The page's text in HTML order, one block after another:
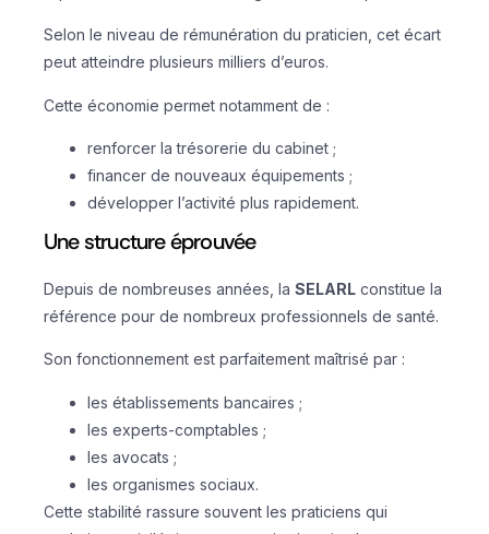
Selon le niveau de rémunération du praticien, cet écart
peut atteindre plusieurs milliers d’euros.
Cette économie permet notamment de :
renforcer la trésorerie du cabinet ;
financer de nouveaux équipements ;
développer l’activité plus rapidement.
Une structure éprouvée
Depuis de nombreuses années, la SELARL constitue la
référence pour de nombreux professionnels de santé.
Son fonctionnement est parfaitement maîtrisé par :
les établissements bancaires ;
les experts-comptables ;
les avocats ;
les organismes sociaux.
Cette stabilité rassure souvent les praticiens qui